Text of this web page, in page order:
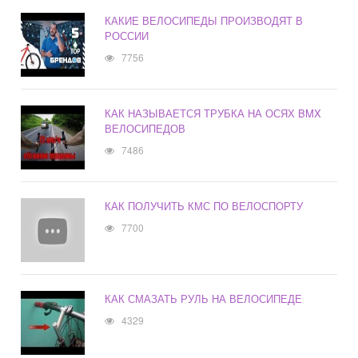
КАКИЕ ВЕЛОСИПЕДЫ ПРОИЗВОДЯТ В
РОССИИ
7756
КАК НАЗЫВАЕТСЯ ТРУБКА НА ОСЯХ BMX
ВЕЛОСИПЕДОВ
7486
КАК ПОЛУЧИТЬ КМС ПО ВЕЛОСПОРТУ
7700
КАК СМАЗАТЬ РУЛЬ НА ВЕЛОСИПЕДЕ
4329